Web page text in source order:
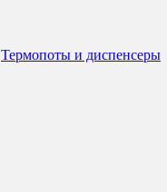
Термопоты и диспенсеры